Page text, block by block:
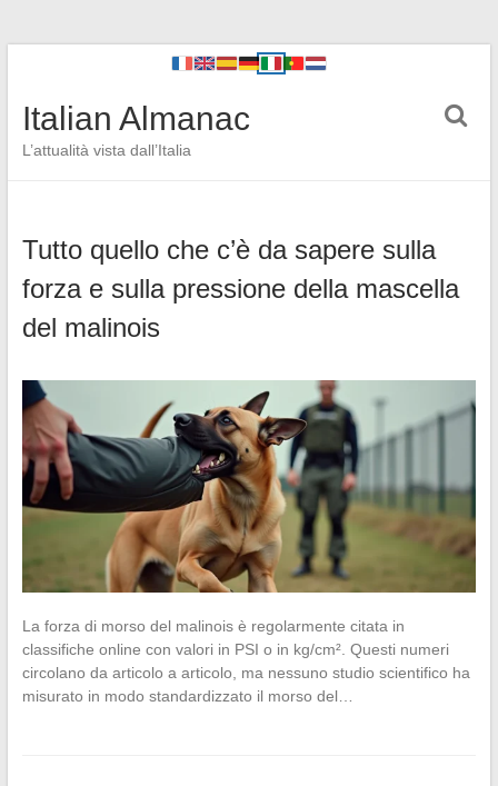
Italian Almanac
L’attualità vista dall’Italia
Tutto quello che c’è da sapere sulla
forza e sulla pressione della mascella
del malinois
La forza di morso del malinois è regolarmente citata in
classifiche online con valori in PSI o in kg/cm². Questi numeri
circolano da articolo a articolo, ma nessuno studio scientifico ha
misurato in modo standardizzato il morso del…